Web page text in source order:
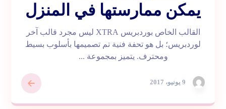
يمكن ممارستها في المنزل
9 يونيو، 2017
القالب الخاص بوردبريس XTRA ليس مجرد قالب آخر
لوردبريس؛ بل هو تحفة فنية تم تصميمها بأسلوب بسيط
ومحترف. يتميز بمجموعة ...